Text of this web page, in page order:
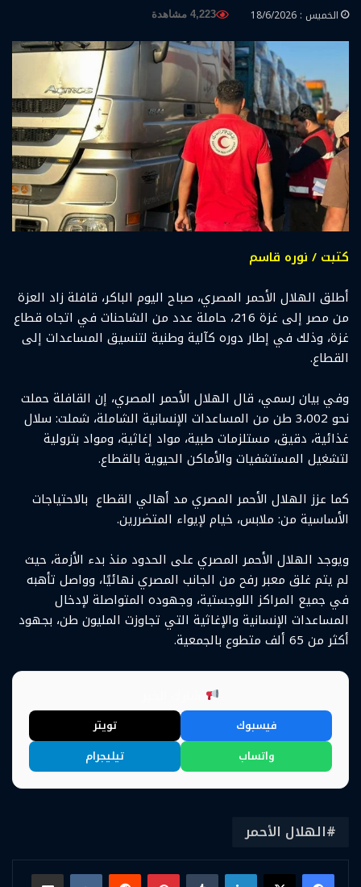
الخميس : 18/6/2026 4,223 مشاهدة
كتبت / نوره قاسم
أطلق الهلال الأحمر المصري، صباح اليوم الباكر، قافلة زاد العزة
من مصر إلى غزة 216، حاملة عدد من الشاحنات في اتجاه قطاع
غزة، وذلك في إطار دوره كآلية وطنية لتنسيق المساعدات إلى
القطاع.
وفي بيان رسمي، قال الهلال الأحمر المصري، إن القافلة حملت
نحو 3،002 طن من المساعدات الإنسانية الشاملة، شملت: سلال
غذائية، دقيق، مستلزمات طبية، مواد إغاثية، ومواد بترولية
لتشغيل المستشفيات والأماكن الحيوية بالقطاع.
كما عزز الهلال الأحمر المصري مد أهالي القطاع بالاحتياجات
الأساسية من: ملابس، خيام لإيواء المتضررين.
ويوجد الهلال الأحمر المصري على الحدود منذ بدء الأزمة، حيث
لم يتم غلق معبر رفح من الجانب المصري نهائيًا، وواصل تأهبه
في جميع المراكز اللوجستية، وجهوده المتواصلة لإدخال
المساعدات الإنسانية والإغاثية التي تجاوزت المليون طن، بجهود
أكثر من 65 ألف متطوع بالجمعية.
فيسبوك
تويتر
واتساب
تيليجرام
الهلال الأحمر
لينكدإن بينتيريست مشاركة عبر البريد